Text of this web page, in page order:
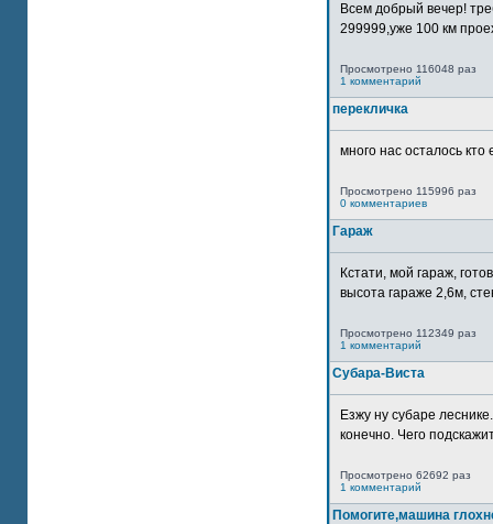
Всем добрый вечер!
299999,уже 100 км
Просмотрено 116048 раз
1 комментарий
перекличка
много нас осталось
Просмотрено 115996 раз
0 комментариев
Гараж
Кстати, мой гараж,
высота гараже 2,6м,
Просмотрено 112349 раз
1 комментарий
Субара-Виста
Езжу ну субаре
конечно. Чего
Просмотрено 62692 раз
1 комментарий
Помогите,машина